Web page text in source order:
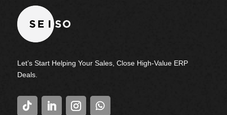
Let’s Start Helping Your Sales, Close High-Value ERP
Deals.